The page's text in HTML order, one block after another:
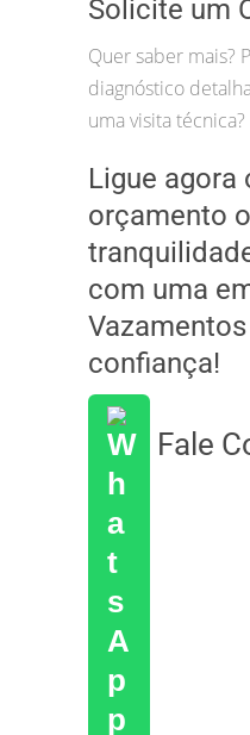
Solicite um
Quer saber mais?
diagnóstico
uma visita técnica?
Ligue agora
orçamento
com uma
confiança!
Fale